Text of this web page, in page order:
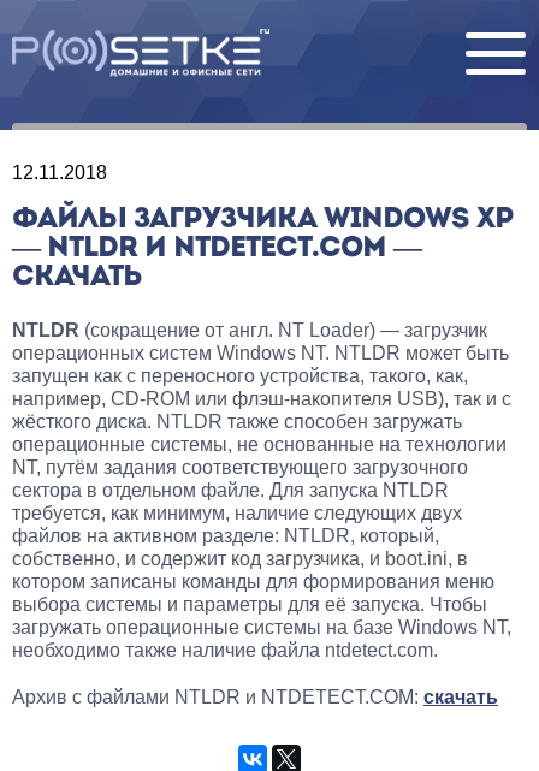
12.11.2018
ФАЙЛЫ ЗАГРУЗЧИКА WINDOWS XP
— NTLDR И NTDETECT.COM —
СКАЧАТЬ
NTLDR (сокращение от англ. NT Loader) — загрузчик
операционных систем Windows NT. NTLDR может быть
запущен как с переносного устройства, такого, как,
например, CD-ROM или флэш-накопителя USB), так и с
жёсткого диска. NTLDR также способен загружать
операционные системы, не основанные на технологии
NT, путём задания соответствующего загрузочного
сектора в отдельном файле. Для запуска NTLDR
требуется, как минимум, наличие следующих двух
файлов на активном разделе: NTLDR, который,
собственно, и содержит код загрузчика, и boot.ini, в
котором записаны команды для формирования меню
выбора системы и параметры для её запуска. Чтобы
загружать операционные системы на базе Windows NT,
необходимо также наличие файла ntdetect.com.
Архив с файлами NTLDR и NTDETECT.COM: скачать